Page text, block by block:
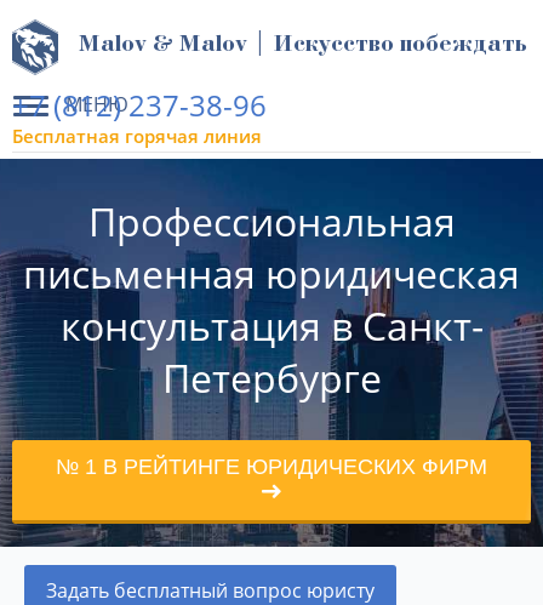
МЕНЮ
Malov & Malov | Искусство побеждать
+7 (812) 237-38-96
Бесплатная горячая линия
Профессиональная
письменная юридическая
консультация в Санкт-
Петербурге
№ 1 В РЕЙТИНГЕ ЮРИДИЧЕСКИХ ФИРМ
Задать бесплатный вопрос юристу